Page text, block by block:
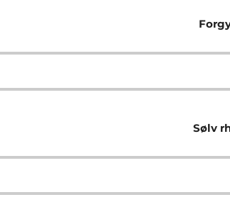
Sølv